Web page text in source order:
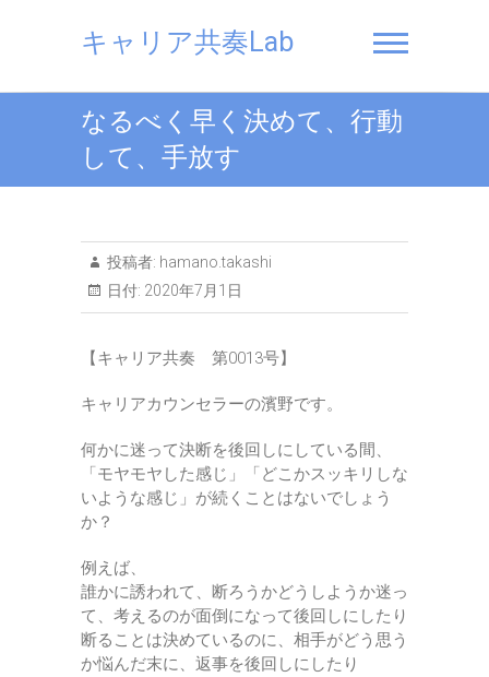
キャリア共奏Lab
なるべく早く決めて、行動
して、手放す
投稿者: hamano.takashi
日付: 2020年7月1日
【キャリア共奏 第0013号】
キャリアカウンセラーの濱野です。
何かに迷って決断を後回しにしている間、
「モヤモヤした感じ」「どこかスッキリしな
いような感じ」が続くことはないでしょう
か？
例えば、
誰かに誘われて、断ろうかどうしようか迷っ
て、考えるのが面倒になって後回しにしたり
断ることは決めているのに、相手がどう思う
か悩んだ末に、返事を後回しにしたり